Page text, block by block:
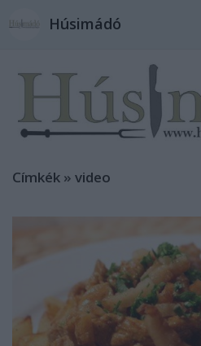
Húsimádó
Címkék » video